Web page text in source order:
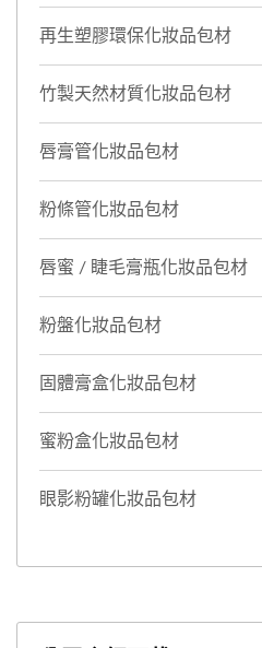
再生塑膠環保化妝品包材
竹製天然材質化妝品包材
唇膏管化妝品包材
粉條管化妝品包材
唇蜜 / 睫毛膏瓶化妝品包材
粉盤化妝品包材
固體膏盒化妝品包材
蜜粉盒化妝品包材
眼影粉罐化妝品包材